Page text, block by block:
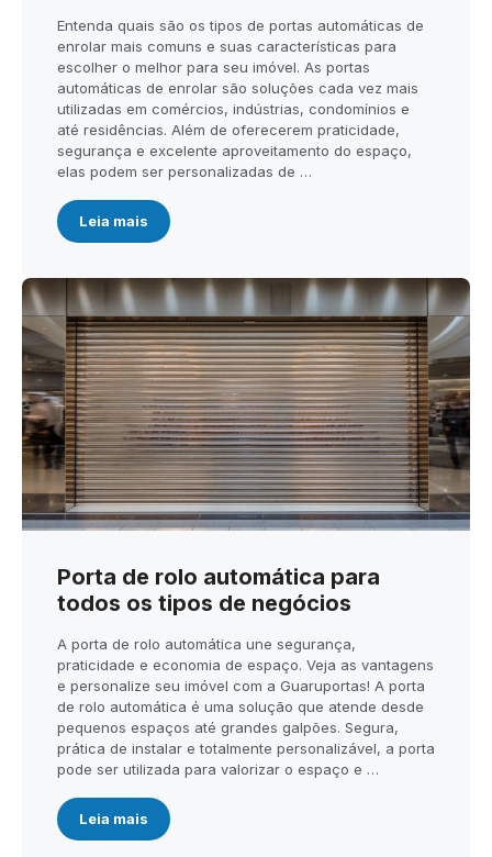
Entenda quais são os tipos de portas automáticas de
enrolar mais comuns e suas características para
escolher o melhor para seu imóvel. As portas
automáticas de enrolar são soluções cada vez mais
utilizadas em comércios, indústrias, condomínios e
até residências. Além de oferecerem praticidade,
segurança e excelente aproveitamento do espaço,
elas podem ser personalizadas de …
Leia mais
Porta de rolo automática para
todos os tipos de negócios
A porta de rolo automática une segurança,
praticidade e economia de espaço. Veja as vantagens
e personalize seu imóvel com a Guaruportas! A porta
de rolo automática é uma solução que atende desde
pequenos espaços até grandes galpões. Segura,
prática de instalar e totalmente personalizável, a porta
pode ser utilizada para valorizar o espaço e …
Leia mais